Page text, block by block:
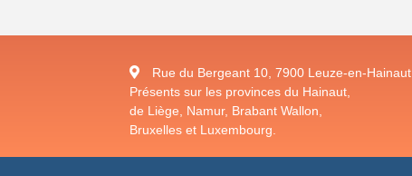
Rue du Bergeant 10, 7900 Leuze-en-Hainaut
Présents sur les provinces du Hainaut,
de Liège, Namur, Brabant Wallon,
Bruxelles et Luxembourg.